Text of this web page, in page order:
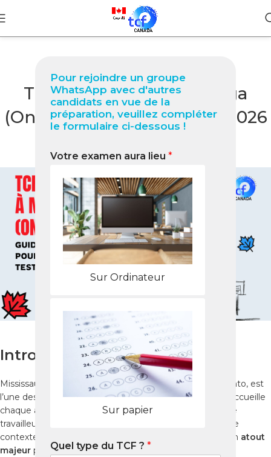
Pour rejoindre un groupe
WhatsApp avec d'autres
candidats en vue de la
préparation, veuillez compléter
le formulaire ci-dessous !
Votre examen aura lieu *
Sur Ordinateur
Sur papier
Quel type du TCF ? *
BLOG
TCF Canada à Mississauga
(Ontario) : Guide complet 2026
NabilOn avril 25, 2026
Introduction
Mississauga, située au cœur de la région du Grand Toronto, est
l’une des villes les plus multiculturelles du Canada. Elle accueille
chaque année des milliers d’étudiants internationaux, de
travailleurs qualifiés et de nouveaux immigrants. Dans ce
contexte dynamique, la maîtrise du français constitue un atout
majeur pour l’immigration et certaines opportunités